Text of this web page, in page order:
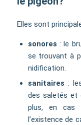
Elles sont
sonores : le
se trouvant à
nidification.
sanitaires :
des saletés et
plus, en cas
l’existence de